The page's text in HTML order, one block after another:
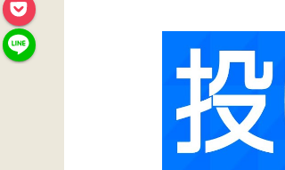
r
Hate
na
Pock